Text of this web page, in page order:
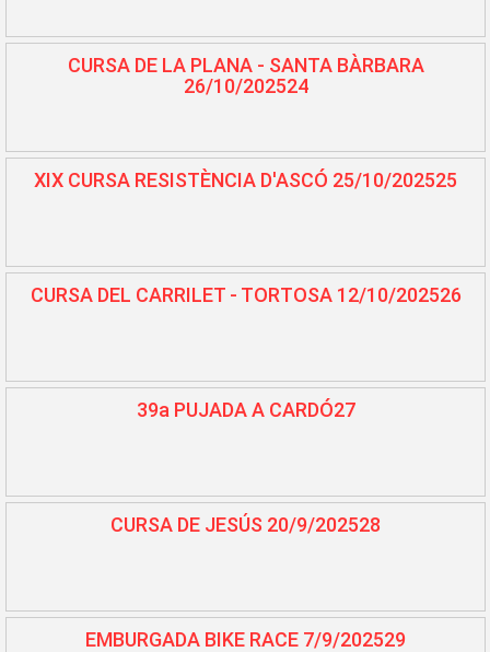
CURSA DE LA PLANA - SANTA BÀRBARA
26/10/202524
XIX CURSA RESISTÈNCIA D'ASCÓ 25/10/202525
CURSA DEL CARRILET - TORTOSA 12/10/202526
39a PUJADA A CARDÓ27
CURSA DE JESÚS 20/9/202528
EMBURGADA BIKE RACE 7/9/202529